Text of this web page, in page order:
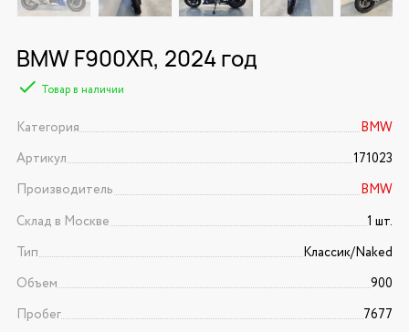
BMW F900XR, 2024 год
Товар в наличии
Категория
BMW
Артикул
171023
Производитель
BMW
Склад в Москве
1 шт.
Тип
Классик/Naked
Объем
900
Пробег
7677